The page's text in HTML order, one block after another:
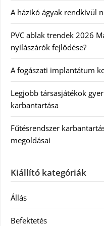
A házikó ágyak rendkívül
PVC ablak trendek 2026
nyílászárók fejlődése?
A fogászati implantátum
Legjobb társasjátékok
karbantartása
Fűtésrendszer
megoldásai
Kiállító kategóriák
Állás
Befektetés